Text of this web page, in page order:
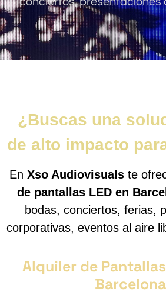
¿Buscas una
de alto impacto
En Xso Audiovisualste
de pantallas LED en
bodas, conciertos, ferias,
corporativas, eventos al aire
Alquiler de
Barcelona